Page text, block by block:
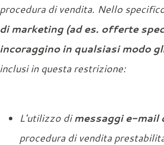
procedura di vendita. Nello
di marketing (ad es. offerte
incoraggino in qualsiasi modo
inclusi in questa restrizione:
L'utilizzo dimessaggi e-mail
procedura di vendita